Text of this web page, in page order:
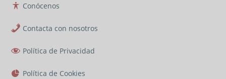
Conócenos
Contacta con nosotros
Política de Privacidad
Política de Cookies